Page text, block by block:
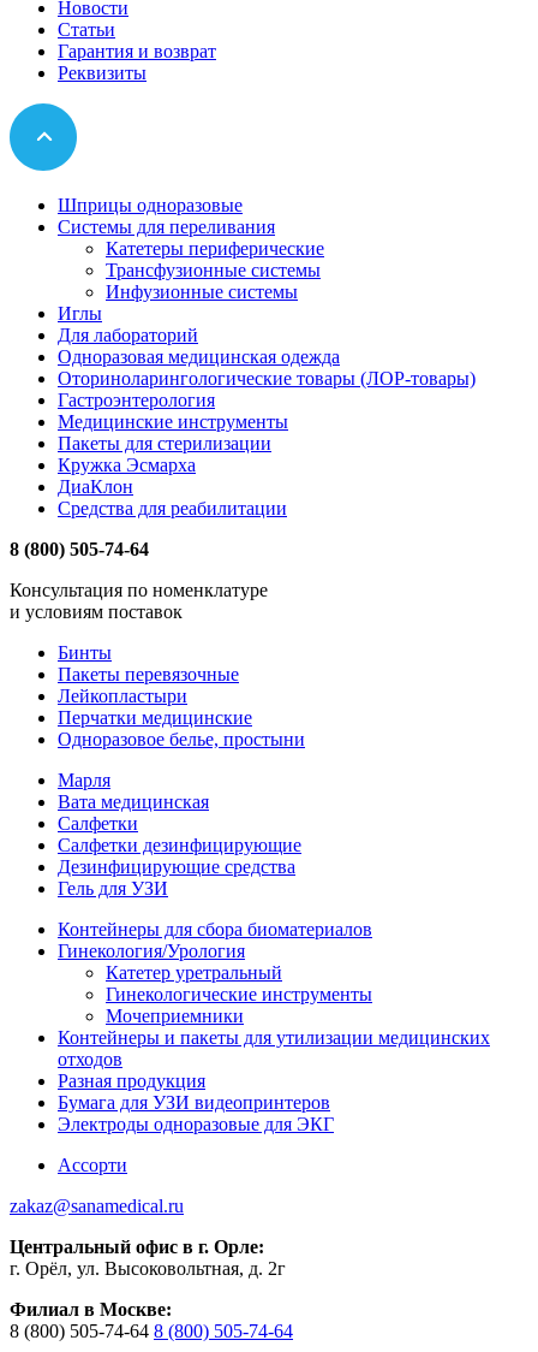
Новости
Статьи
Гарантия и возврат
Реквизиты
Шприцы одноразовые
Системы для переливания
Катетеры периферические
Трансфузионные системы
Инфузионные системы
Иглы
Для лабораторий
Одноразовая медицинская одежда
Оториноларингологические товары (ЛОР-товары)
Гастроэнтерология
Медицинские инструменты
Пакеты для стерилизации
Кружка Эсмарха
ДиаКлон
Средства для реабилитации
8 (800) 505-74-64
Консультация по номенклатуре
и условиям поставок
Бинты
Пакеты перевязочные
Лейкопластыри
Перчатки медицинские
Одноразовое белье, простыни
Марля
Вата медицинская
Салфетки
Салфетки дезинфицирующие
Дезинфицирующие средства
Гель для УЗИ
Контейнеры для сбора биоматериалов
Гинекология/Урология
Катетер уретральный
Гинекологические инструменты
Мочеприемники
Контейнеры и пакеты для утилизации медицинских
отходов
Разная продукция
Бумага для УЗИ видеопринтеров
Электроды одноразовые для ЭКГ
Ассорти
zakaz@sanamedical.ru
Центральный офис в г. Орле:
г. Орёл, ул. Высоковольтная, д. 2г
Филиал в Москве:
8 (800) 505-74-64 8 (800) 505-74-64